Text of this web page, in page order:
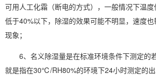
可用人工化霜（断电的方式），一般情况下温
低于40%以下，除湿的效果可能不明显，速度
现象；
6、名义除湿量是在标准环境条件下测定的若
就是指在30℃/RH80%的环境下24小时测定的出